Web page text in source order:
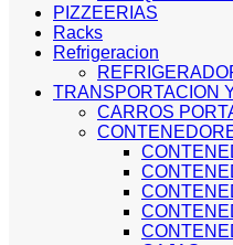
PIZZEERIAS
Racks
Refrigeracion
TRANSPORTACION
CARROS